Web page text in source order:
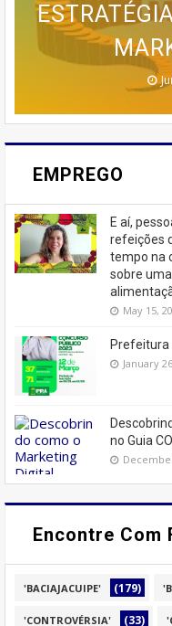
🚨
CURSO DA
EMPREGO
E aí,
refeições
tempo na
sobre
May 15,
Prefeitura
January
no Guia
Encontre Com
'BACIAJACUIPE' (179)
'CONTROVÉRSIA' (33)